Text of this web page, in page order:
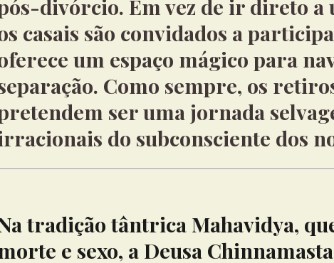
divórcio. Em vez de ir direto a
casais são convidados a
um espaço mágico para
Como sempre, os
ser uma jornada
do subconsciente dos
tradição tântrica Mahavidya,
e sexo, a Deusa